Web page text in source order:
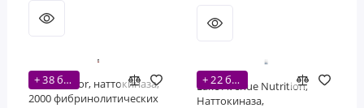
+ 38 бонусов
Force Factor, наттокиназа,
2000 фибринолитических
+ 22 бонусов
Lake Avenue Nutrition,
Наттокиназа,